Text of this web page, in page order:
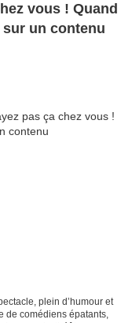
vous ! Quand
sur un contenu
plein d’humour et
de comédiens épatants,